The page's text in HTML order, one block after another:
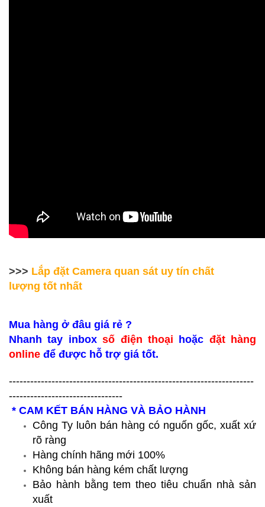
>>> Lắp đặt Camera quan sát uy tín chất
lượng tốt nhất
Mua hàng ở đâu giá rẻ ?
Nhanh tay inboxsố điện thoại hoặc đặt hàng
online để được hỗ trợ giá tốt.
---------------------------------------------------------------------
--------------------------------
* CAM KẾT BÁN HÀNG VÀ BẢO HÀNH
Công Ty luôn bán hàng có nguốn gốc, xuất xứ
rõ ràng
Hàng chính hãng mới 100%
Không bán hàng kém chất lượng
Bảo hành bằng tem theo tiêu chuẩn nhà sản
xuất